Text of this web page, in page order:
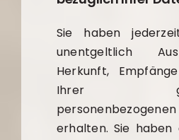
Sie haben
unentgeltlich
Herkunft,
Ihrer
erhalten. Sie haben